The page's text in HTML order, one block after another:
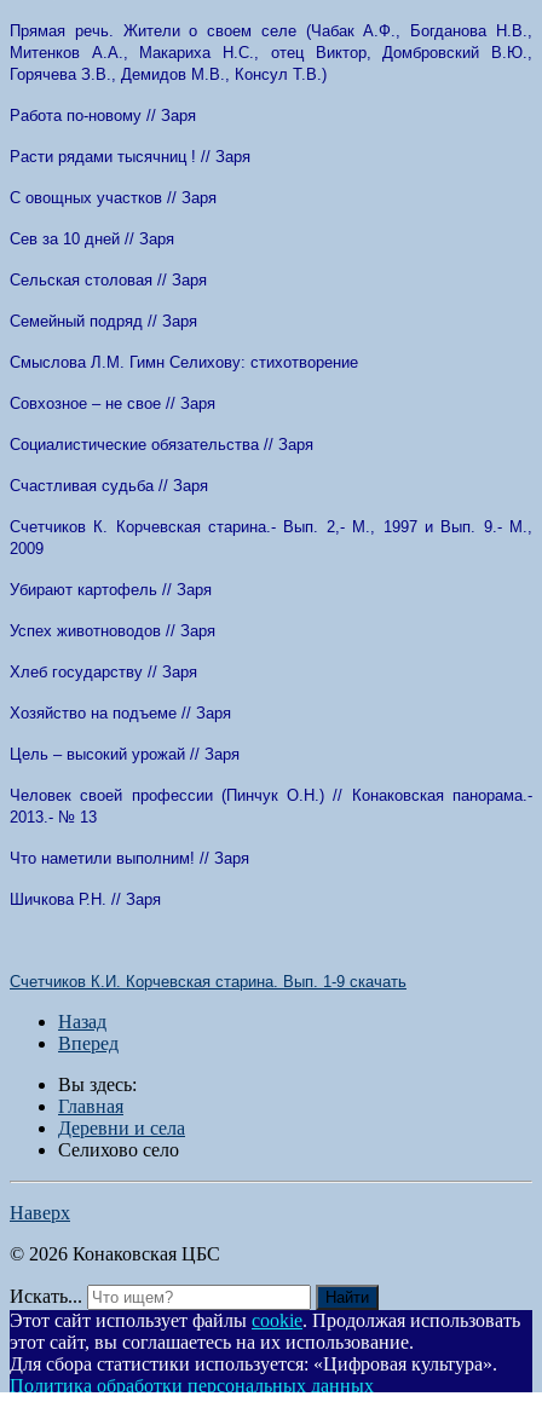
Прямая речь. Жители о своем селе (Чабак А.Ф., Богданова Н.В.,
Митенков А.А., Макариха Н.С., отец Виктор, Домбровский В.Ю.,
Горячева З.В., Демидов М.В., Консул Т.В.)
Работа по-новому // Заря
Расти рядами тысячниц ! // Заря
С овощных участков // Заря
Сев за 10 дней // Заря
Сельская столовая // Заря
Семейный подряд // Заря
Смыслова Л.М. Гимн Селихову: стихотворение
Совхозное – не свое // Заря
Социалистические обязательства // Заря
Счастливая судьба // Заря
Счетчиков К. Корчевская старина.- Вып. 2,- М., 1997 и Вып. 9.- М.,
2009
Убирают картофель // Заря
Успех животноводов // Заря
Хлеб государству // Заря
Хозяйство на подъеме // Заря
Цель – высокий урожай // Заря
Человек своей профессии (Пинчук О.Н.) // Конаковская панорама.-
2013.- № 13
Что наметили выполним! // Заря
Шичкова Р.Н. // Заря
Счетчиков К.И. Корчевская старина. Вып. 1-9 скачать
Назад
Вперед
Вы здесь:
Главная
Деревни и села
Селихово село
Наверх
© 2026 Конаковская ЦБС
Искать... Найти
Этот сайт использует файлы cookie. Продолжая использовать
этот сайт, вы соглашаетесь на их использование.
Для сбора статистики используется: «Цифровая культура».
Политика обработки персональных данных